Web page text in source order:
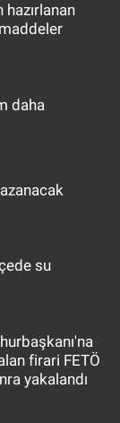
daha
su
firari FETÖ
yakalandı